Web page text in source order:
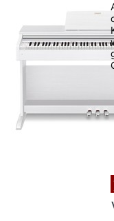
Marken und
Persönliche
Gut erreichbar